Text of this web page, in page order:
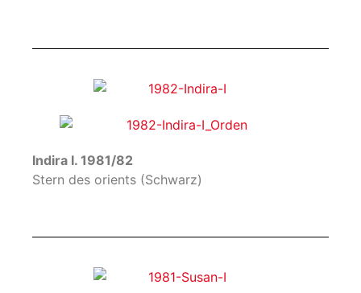
Indira I. 1981/82
Stern des orients (Schwarz)